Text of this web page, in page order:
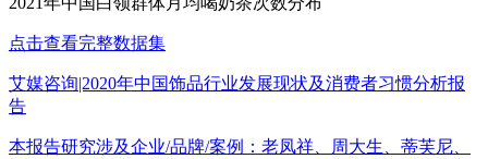
点击查看完整数据集
艾媒咨询|2020年中国饰品行业发展现状及消费者习惯分析报
告
本报告研究涉及企业/品牌/案例：老凤祥、周大生、蒂芙尼、